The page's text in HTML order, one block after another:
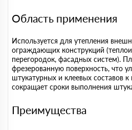
Область применения
Используется для утепления
ограждающих конструкций
перегородок, фасадных систем).
фрезерованную поверхность, что
штукатурных и клеевых составов
сокращает сроки выполнения
Преимущества